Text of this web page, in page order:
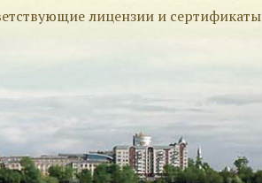
лицензии и сертификаты